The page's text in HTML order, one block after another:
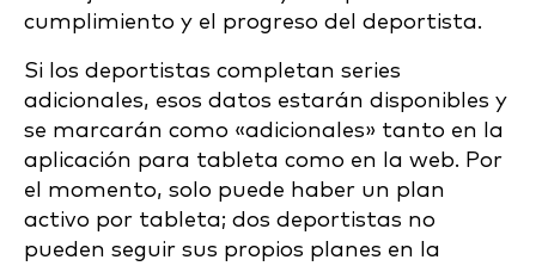
cumplimiento y el progreso del deportista.
Si los deportistas completan series
adicionales, esos datos estarán disponibles y
se marcarán como «adicionales» tanto en la
aplicación para tableta como en la web. Por
el momento, solo puede haber un plan
activo por tableta; dos deportistas no
pueden seguir sus propios planes en la